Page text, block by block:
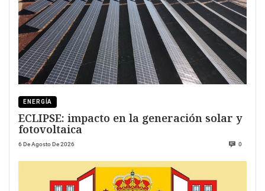
ENERGÍA
ECLIPSE: impacto en la generación solar y
fotovoltaica
6 De Agosto De 2026 0